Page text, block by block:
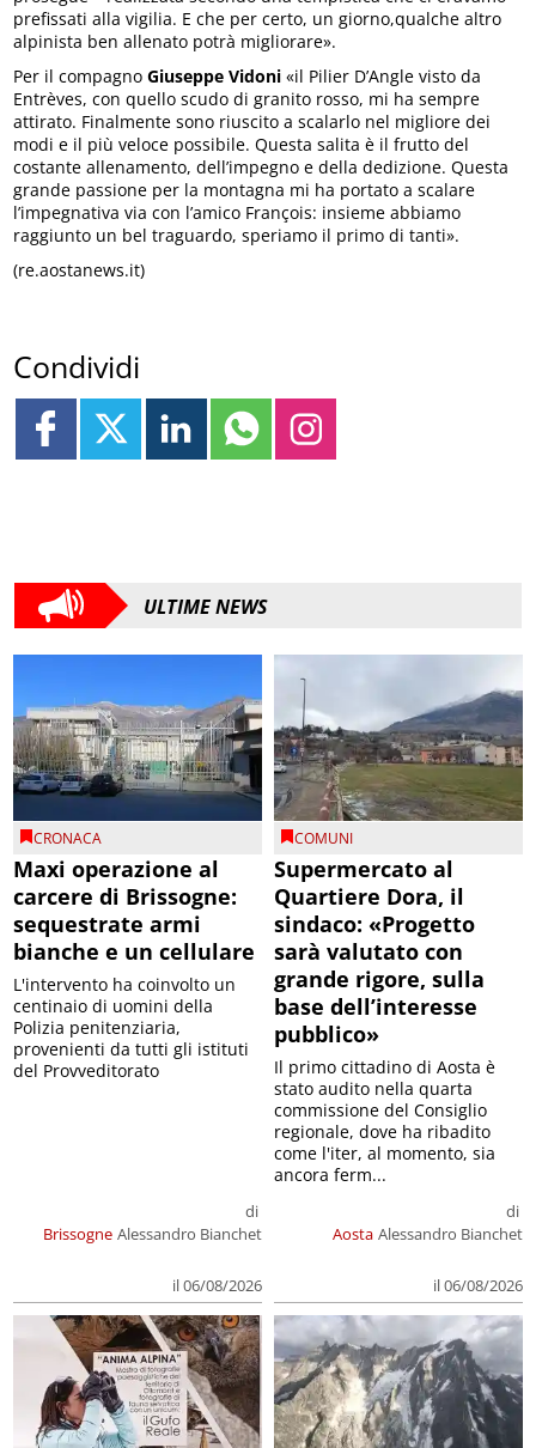
prefissati alla vigilia. E che per certo, un giorno,qualche altro
alpinista ben allenato potrà migliorare».
Per il compagnoGiuseppe Vidoni «il Pilier D’Angle visto da
Entrèves, con quello scudo di granito rosso, mi ha sempre
attirato. Finalmente sono riuscito a scalarlo nel migliore dei
modi e il più veloce possibile. Questa salita è il frutto del
costante allenamento, dell’impegno e della dedizione. Questa
grande passione per la montagna mi ha portato a scalare
l’impegnativa via con l’amico François: insieme abbiamo
raggiunto un bel traguardo, speriamo il primo di tanti».
(re.aostanews.it)
Condividi
ULTIME NEWS
CRONACA
Maxi operazione al
carcere di Brissogne:
sequestrate armi
bianche e un cellulare
Brissogne
di
Alessandro Bianchet
il 06/08/2026
L'intervento ha coinvolto un
centinaio di uomini della
Polizia penitenziaria,
provenienti da tutti gli istituti
del Provveditorato
COMUNI
Supermercato al
Quartiere Dora, il
sindaco: «Progetto
sarà valutato con
grande rigore, sulla
base dell’interesse
pubblico»
Aosta
di
Alessandro Bianchet
il 06/08/2026
Il primo cittadino di Aosta è
stato audito nella quarta
commissione del Consiglio
regionale, dove ha ribadito
come l'iter, al momento, sia
ancora ferm...